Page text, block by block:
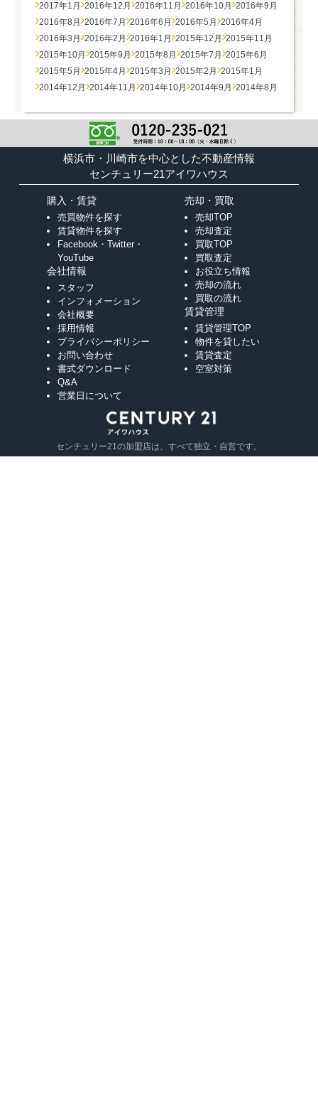
2017年1月 2016年12月 2016年11月 2016年10月 2016年9月
2016年8月 2016年7月 2016年6月 2016年5月 2016年4月
2016年3月 2016年2月 2016年1月 2015年12月 2015年11月
2015年10月 2015年9月 2015年8月 2015年7月 2015年6月
2015年5月 2015年4月 2015年3月 2015年2月 2015年1月
2014年12月 2014年11月 2014年10月 2014年9月 2014年8月
横浜市・川崎市を中心とした不動産情報
センチュリー21アイワハウス
購入・賃貸
売買物件を探す
賃貸物件を探す
Facebook・Twitter・
YouTube
会社情報
スタッフ
インフォメーション
会社概要
採用情報
プライバシーポリシー
お問い合わせ
書式ダウンロード
Q&A
営業日について
売却・買取
売却TOP
売却査定
買取TOP
買取査定
お役立ち情報
売却の流れ
買取の流れ
賃貸管理
賃貸管理TOP
物件を貸したい
賃貸査定
空室対策
センチュリー21の加盟店は、すべて独立・自営です。